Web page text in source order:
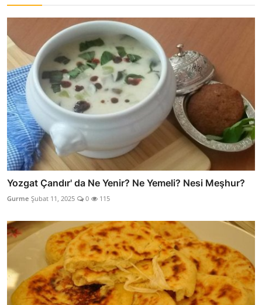
Yozgat Çandır' da Ne Yenir? Ne Yemeli? Nesi Meşhur?
Gurme Şubat 11, 2025 0 115